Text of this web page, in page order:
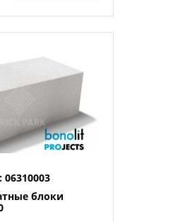
06310003
блоки